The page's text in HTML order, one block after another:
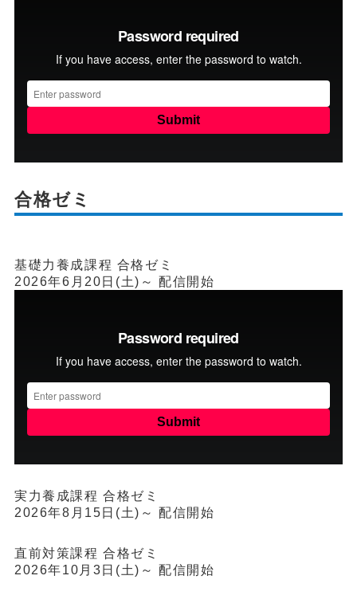
合格ゼミ
基礎力養成課程 合格ゼミ
2026年6月20日(土)～ 配信開始
実力養成課程 合格ゼミ
2026年8月15日(土)～ 配信開始
直前対策課程 合格ゼミ
2026年10月3日(土)～ 配信開始